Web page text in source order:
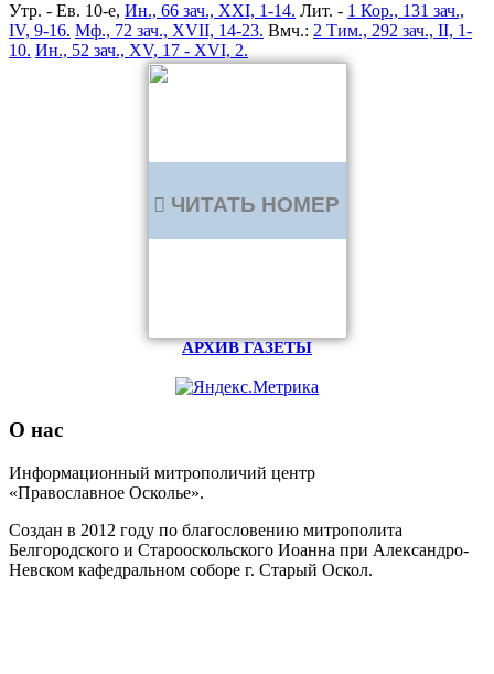
Утр. - Ев. 10-е, Ин., 66 зач., XXI, 1-14. Лит. - 1 Кор., 131 зач.,
IV, 9-16. Мф., 72 зач., XVII, 14-23. Вмч.: 2 Тим., 292 зач., II, 1-
10. Ин., 52 зач., XV, 17 - XVI, 2.
ЧИТАТЬ НОМЕР
АРХИВ ГАЗЕТЫ
О нас
Информационный митрополичий центр
«Православное Осколье».
Создан в 2012 году по благословению митрополита
Белгородского и Старооскольского Иоанна при Александро-
Невском кафедральном соборе г. Старый Оскол.